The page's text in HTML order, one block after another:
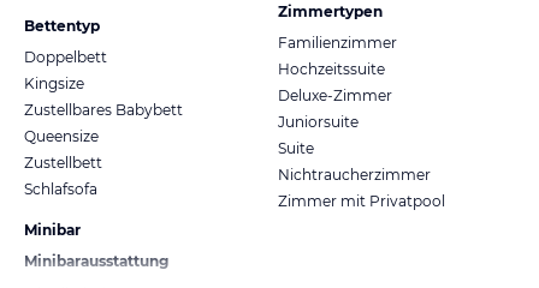
Bettentyp
Doppelbett
Kingsize
Zustellbares Babybett
Queensize
Zustellbett
Schlafsofa
Minibar
Minibarausstattung
Zimmertypen
Familienzimmer
Hochzeitssuite
Deluxe-Zimmer
Juniorsuite
Suite
Nichtraucherzimmer
Zimmer mit Privatpool